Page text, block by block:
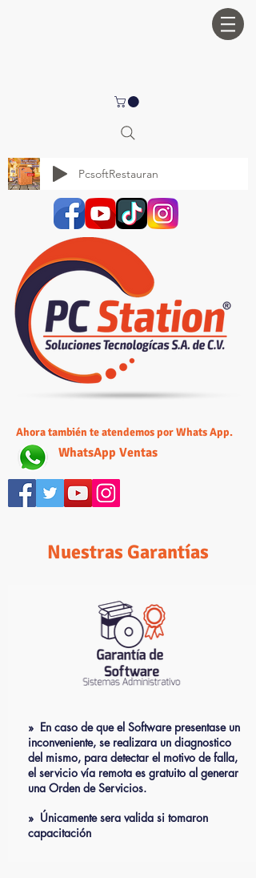
PcsoftRestauran
Ahora también te atendemos por Whats App.
WhatsApp Ventas
Nuestras Garantías
» En caso de que el Software presentase un
inconveniente, se realizara un diagnostico
del mismo, para detectar el motivo de falla,
el servicio vía remota es gratuito al generar
una Orden de Servicios.
» Únicamente sera valida si tomaron
capacitación